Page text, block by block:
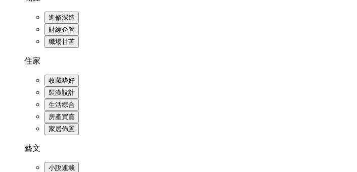
進修深造
財經企管
職場甘苦
住家
收藏嗜好
裝潢設計
生活綜合
房產買賣
家居佈置
藝文
小說連載